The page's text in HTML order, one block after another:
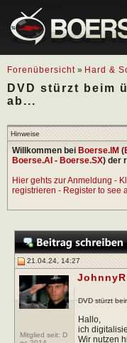
Forenübersicht » Hard &
DVD stürzt beim
ab...
Hinweise
Willkommen bei Boerse.IM (
Boerse.AI - Boerse.SX) der
Hier gehts zur Anmeldung -
registrieren - Register to see
21.04.24, 14:27
Mitglied seit: D
DVD stürzt
Hallo,
ich
Wir nutzen